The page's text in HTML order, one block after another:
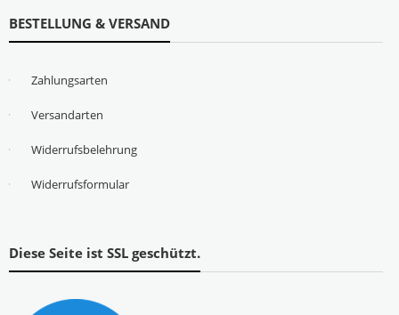
BESTELLUNG & VERSAND
Zahlungsarten
Versandarten
Widerrufsbelehrung
Widerrufsformular
Diese Seite ist SSL geschützt.